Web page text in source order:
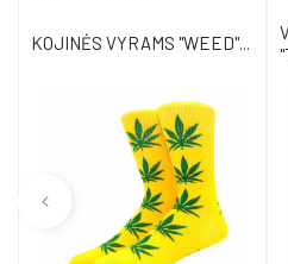
KOJINĖS VYRAMS "WEED"...